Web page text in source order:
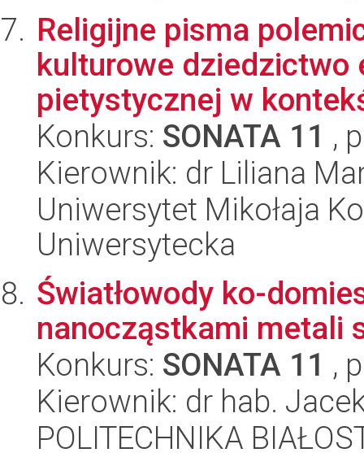
Religijne pisma
kulturowe dziedzictwo
pietystycznej w
Konkurs: SONATA 11 ,
Kierownik: dr Liliana
Uniwersytet Mikołaja
Uniwersytecka
Światłowody ko-
nanocząstkami metali
Konkurs: SONATA 11 ,
Kierownik: dr hab.
POLITECHNIKA